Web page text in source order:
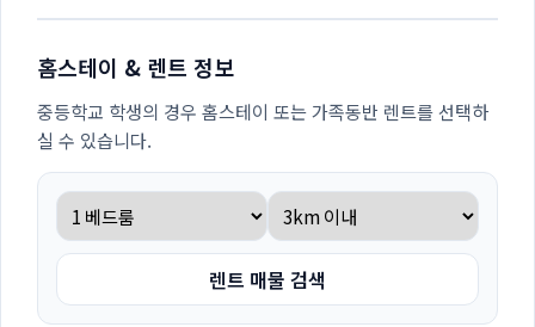
홈스테이 & 렌트 정보
중등학교 학생의 경우 홈스테이 또는 가족동반 렌트를 선택하
실 수 있습니다.
렌트 매물 검색